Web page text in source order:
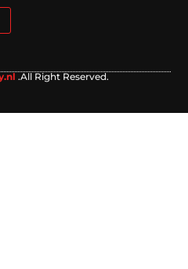
.All Right Reserved.